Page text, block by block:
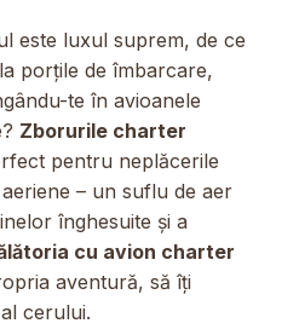
este luxul suprem, de ce
porțile de îmbarcare,
te în avioanele
Zborurile charter
pentru neplăcerile
– un suflu de aer
înghesuite și a
cu avion charter
aventură, să îți
cerului.